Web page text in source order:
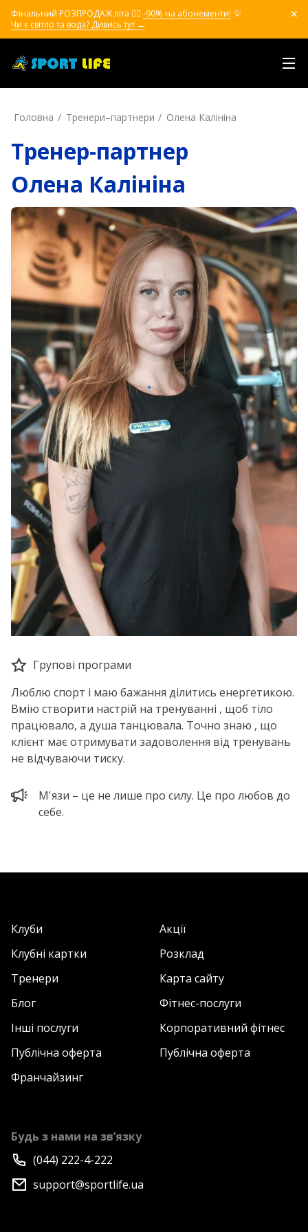
Фінальний РОЗПРОДАЖ літа ❤️‍🔥 -90% на абонементи! 💡
Чи є світло та вода? Дивись тут →
Головна Тренери–партнери Олена Калініна
Тренер-партнер
Олена Калініна
Групові програми
Люблю спорт і маю бажання ділитись енергетикою.
Вмію створити настрій на тренуванні , щоб тіло
працювало, а душа танцювала. Точно знаю , що
клієнт має отримувати задоволення від тренувань
не відчуваючи тиску.
М'язи – це не лише про силу. Це про любов до
себе.
Клуби
Акції
Клубні картки
Розклад
Тренери
Карта сайту
Блог
Фітнес-послуги
Інші послуги
Корпоративний фітнес
Публічна оферта
Публічна оферта
Франчайзинг
Будь з нами на зв’язку
(044) 222-4-222
support@sportlife.ua